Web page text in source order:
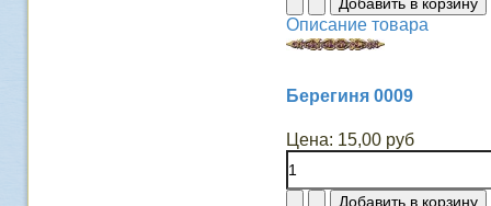
Описание товара
Берегиня 0009
Цена: 15,00 руб